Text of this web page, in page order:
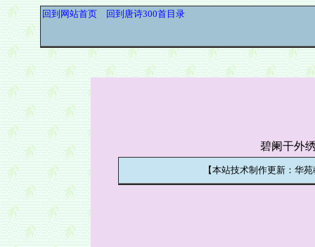
回到网站首页 回到唐诗300首目录
碧阑干外
【本站技术制作更新：华